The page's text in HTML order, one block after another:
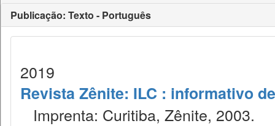
Publicação: Texto - Português
2019
Revista Zênite: ILC : informativo
Imprenta: Curitiba, Zênite, 2003.